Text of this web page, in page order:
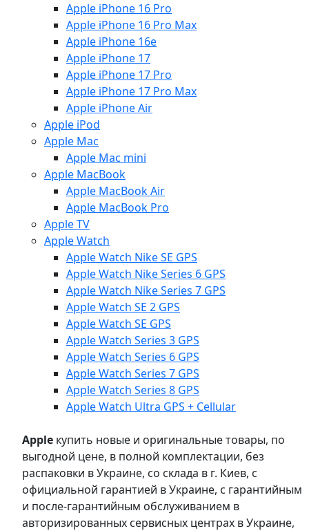
Apple iPhone 16 Pro
Apple iPhone 16 Pro Max
Apple iPhone 16e
Apple iPhone 17
Apple iPhone 17 Pro
Apple iPhone 17 Pro Max
Apple iPhone Air
Apple iPod
Apple Mac
Apple Mac mini
Apple MacBook
Apple MacBook Air
Apple MacBook Pro
Apple TV
Apple Watch
Apple Watch Nike SE GPS
Apple Watch Nike Series 6 GPS
Apple Watch Nike Series 7 GPS
Apple Watch SE 2 GPS
Apple Watch SE GPS
Apple Watch Series 3 GPS
Apple Watch Series 6 GPS
Apple Watch Series 7 GPS
Apple Watch Series 8 GPS
Apple Watch Ultra GPS + Cellular
Apple купить новые и оригинальные товары, по
выгодной цене, в полной комплектации, без
распаковки в Украине, со склада в г. Киев, с
официальной гарантией в Украине, с гарантийным
и после-гарантийным обслуживанием в
авторизированных сервисных центрах в Украине,